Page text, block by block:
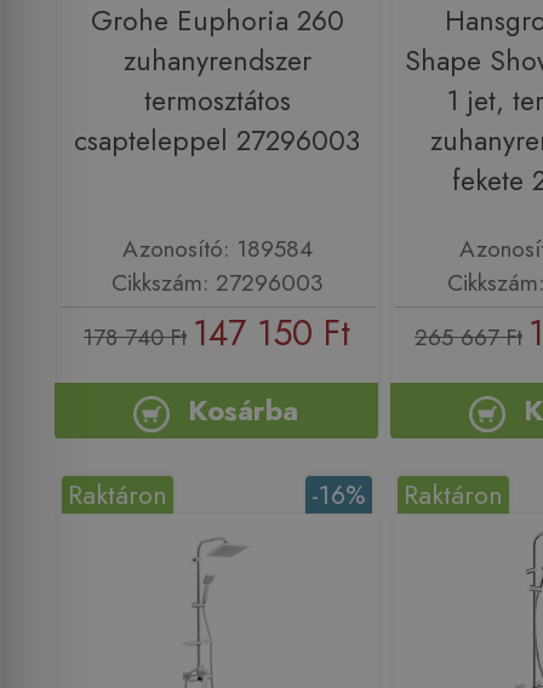
Grohe Euphoria 260
zuhanyrendszer
termosztátos
csapteleppel 27296003
Azonosító: 189584
Cikkszám: 27296003
178 740 Ft 147 150 Ft
Kosárba
Shape
1 jet,
fekete
265 667 Ft
-16%
Raktáron Raktáron